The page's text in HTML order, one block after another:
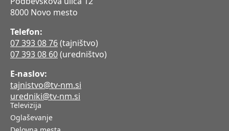
8000 Novo mesto
Telefon:
07 393 08 76(tajništvo)
07 393 08 60(uredništvo)
E-naslov:
tajnistvo@tv-nm.si
uredniki@tv-nm.si
Televizija
Oglaševanje